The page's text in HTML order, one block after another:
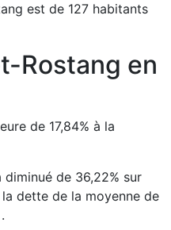
est de 127 habitants
Rostang en
de 17,84% à la
diminué de 36,22% sur
dette de la moyenne de
.